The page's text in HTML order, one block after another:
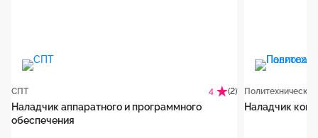
СПТ 4 (2)
Наладчик аппаратного и программного
обеспечения
Наладчик